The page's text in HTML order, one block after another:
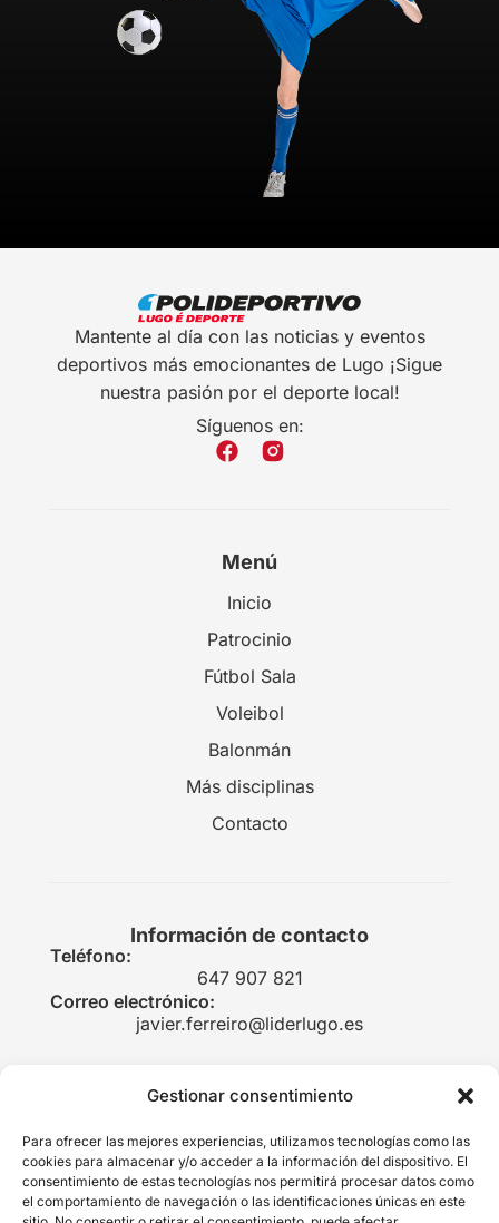
Gestionar consentimiento
Para ofrecer las mejores experiencias, utilizamos tecnologías como las
cookies para almacenar y/o acceder a la información del dispositivo. El
consentimiento de estas tecnologías nos permitirá procesar datos como
el comportamiento de navegación o las identificaciones únicas en este
Mantente al día con las noticias y eventos
deportivos más emocionantes de Lugo ¡Sigue
nuestra pasión por el deporte local!
Síguenos en:
Menú
Inicio
Patrocinio
Fútbol Sala
Voleibol
Balonmán
Más disciplinas
Contacto
Información de contacto
Teléfono:
647 907 821
Correo electrónico:
javier.ferreiro@liderlugo.es
Aviso legal
Política de privacidad